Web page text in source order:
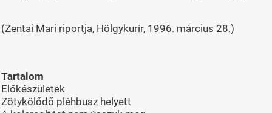
(Zentai Mari riportja, Hölgykurír, 1996. március 28.)
Tartalom
Előkészületek
Zötykölődő pléhbusz helyett